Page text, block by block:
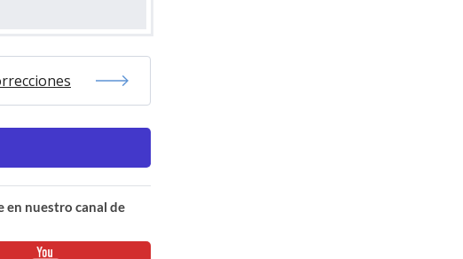
en nuestro canal de